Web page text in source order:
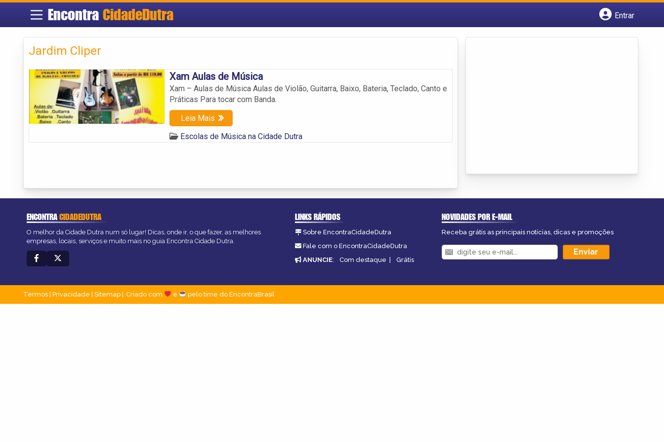
EncontraCidadeDutra
Entrar
Jardim Cliper
Xam Aulas de Música
Xam – Aulas de Música Aulas de Violão, Guitarra, Baixo, Bateria, Teclado, Canto e
Práticas Para tocar com Banda.
Leia Mais
Escolas de Música na Cidade Dutra
ENCONTRACIDADEDUTRA
O melhor da Cidade Dutra num só lugar! Dicas, onde ir, o que fazer, as melhores
empresas, locais, serviços e muito mais no guia Encontra Cidade Dutra.
LINKS RÁPIDOS
Sobre EncontraCidadeDutra
Fale com o EncontraCidadeDutra
ANUNCIE: Com destaque | Grátis
NOVIDADES POR E-MAIL
Receba grátis as principais notícias, dicas e promoções
Termos Privacidade Sitemap Criado com e pelo time do EncontraBrasil